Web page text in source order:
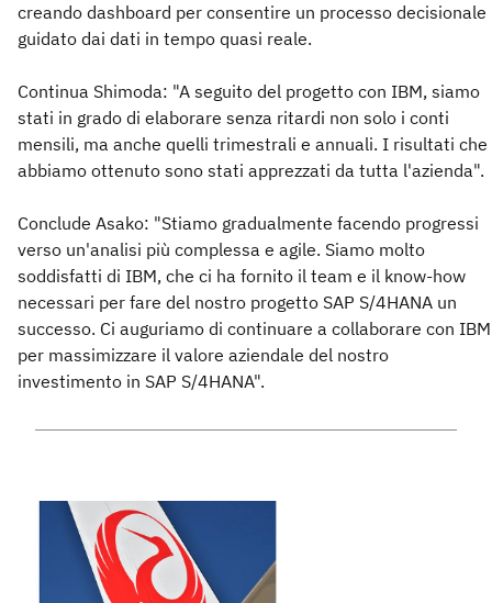
creando dashboard per consentire un processo decisionale
guidato dai dati in tempo quasi reale.
Continua Shimoda: "A seguito del progetto con IBM, siamo
stati in grado di elaborare senza ritardi non solo i conti
mensili, ma anche quelli trimestrali e annuali. I risultati che
abbiamo ottenuto sono stati apprezzati da tutta l'azienda".
Conclude Asako: "Stiamo gradualmente facendo progressi
verso un'analisi più complessa e agile. Siamo molto
soddisfatti di IBM, che ci ha fornito il team e il know-how
necessari per fare del nostro progetto SAP S/4HANA un
successo. Ci auguriamo di continuare a collaborare con IBM
per massimizzare il valore aziendale del nostro
investimento in SAP S/4HANA".